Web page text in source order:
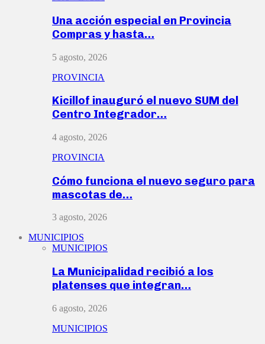
Una acción especial en Provincia
Compras y hasta…
5 agosto, 2026
PROVINCIA
Kicillof inauguró el nuevo SUM del
Centro Integrador…
4 agosto, 2026
PROVINCIA
Cómo funciona el nuevo seguro para
mascotas de…
3 agosto, 2026
MUNICIPIOS
MUNICIPIOS
La Municipalidad recibió a los
platenses que integran…
6 agosto, 2026
MUNICIPIOS